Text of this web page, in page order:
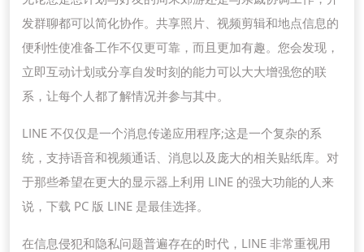
发群聊都可以简化协作。共享照片、视频剪辑和地点信息的
便利性使准备工作不仅更可靠，而且更加有趣。您会发现，
立即互动计划或分享自发时刻的能力可以大大增强您的联
系，让每个人都了解情况并参与其中。
LINE 不仅仅是一个消息传递应用程序;这是一个复杂的系
统，支持语音和视频通话、消息以及庞大的相关贴纸库。对
于那些希望在更大的显示器上利用 LINE 的强大功能的人来
说，下载 PC 版 LINE 是最佳选择。
在信息侵犯和隐私问题普遍存在的时代，LINE 非常重视用